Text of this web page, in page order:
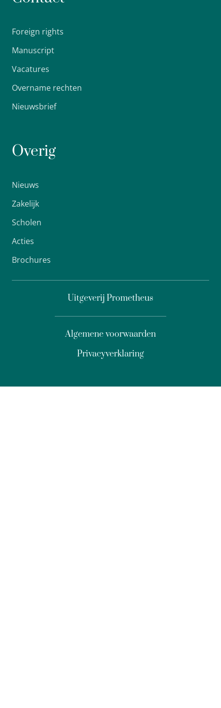
Foreign rights
Manuscript
Vacatures
Overname rechten
Nieuwsbrief
Overig
Nieuws
Zakelijk
Scholen
Acties
Brochures
Uitgeverij Prometheus
Privacyverklaring
Algemene voorwaarden